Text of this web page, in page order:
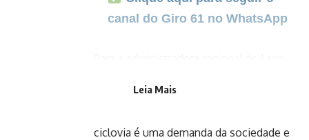
canal do Giro 61 no WhatsApp
retomada das obras representa um
ciclovia é uma demanda da sociedade e
Leia Mais